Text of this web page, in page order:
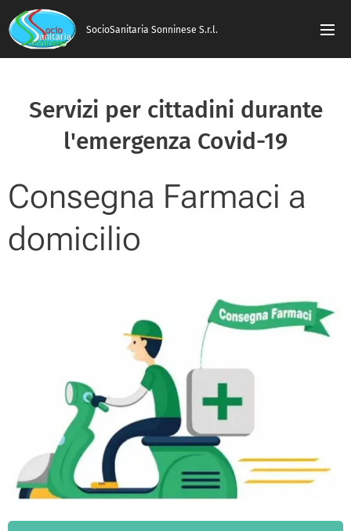
SocioSanitaria Sonninese S.r.l.
Servizi per cittadini durante
l'emergenza Covid-19
Consegna Farmaci a
domicilio